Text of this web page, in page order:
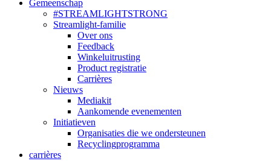
Gemeenschap
#STREAMLIGHTSTRONG
Streamlight-familie
Over ons
Feedback
Winkeluitrusting
Product registratie
Carrières
Nieuws
Mediakit
Aankomende evenementen
Initiatieven
Organisaties die we ondersteunen
Recyclingprogramma
carrières